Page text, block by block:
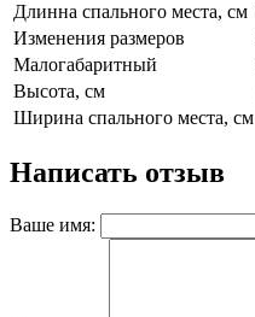
Длинна спального места, см
Изменения размеров
Малогабаритный
Высота, см
Ширина спального места, см
Написать отзыв
Ваше имя: